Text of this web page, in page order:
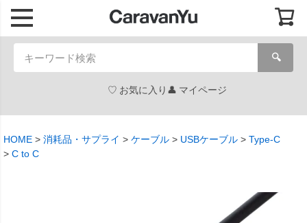
🔍
お気に入り マイページ
HOME 消耗品・サプライ ケーブル USBケーブル
Type-C
C to C